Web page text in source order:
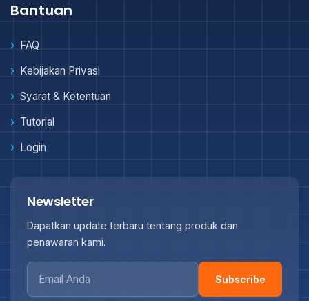
Bantuan
FAQ
Kebijakan Privasi
Syarat & Ketentuan
Tutorial
Login
Newsletter
Dapatkan update terbaru tentang produk dan
penawaran kami.
Subscribe